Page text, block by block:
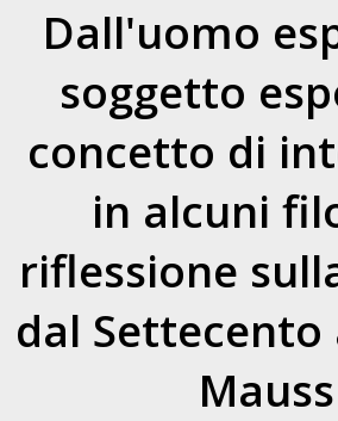
Dall'uomo
soggetto
concetto di
in alcuni
riflessione
dal Settecento
Mauss